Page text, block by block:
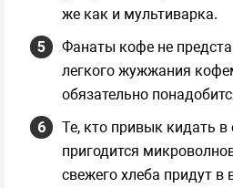
же как и мультиварка.
Фанаты кофе не
легкого жужжания
обязательно
Те, кто привык кидать в
пригодится
свежего хлеба придут в